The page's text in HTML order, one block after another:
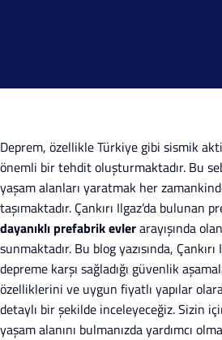
Deprem, özellikle Türkiye gibi sismik
önemli bir tehdit oluşturmaktadır. Bu
yaşam alanları yaratmak her
taşımaktadır. Çankırı Ilgaz’da bulunan
dayanıklı prefabrik evlerarayışında
sunmaktadır. Bu blog yazısında,
depreme karşı sağladığı güvenlik
özelliklerini ve uygun fiyatlı yapılar
detaylı bir şekilde inceleyeceğiz. Sizin
yaşam alanını bulmanızda yardımcı